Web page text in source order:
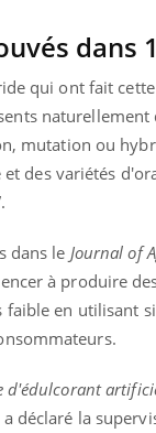
dans
qui ont fait
mutation ou
des variétés
dans le Journal of
à produire
en utilisant
a déclaré la